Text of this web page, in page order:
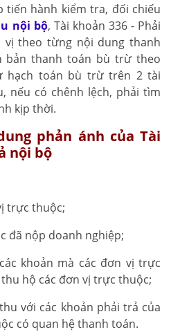
tiến hành kiểm tra, đối chiếu
nội bộ, Tài khoản 336 - Phải
theo từng nội dung thanh
bản thanh toán bù trừ theo
hạch toán bù trừ trên 2 tài
nếu có chênh lệch, phải tìm
kịp thời.
phản ánh của Tài
nội bộ
trực thuộc;
đã nộp doanh nghiệp;
khoản mà các đơn vị trực
hộ các đơn vị trực thuộc;
với các khoản phải trả của
có quan hệ thanh toán.